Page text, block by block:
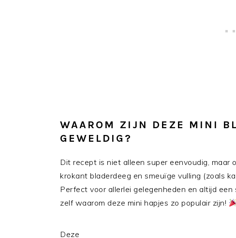
WAAROM ZIJN DEZE MINI
GEWELDIG?
Dit recept is niet alleen super eenvoudig,
krokant bladerdeeg en smeuïge vulling (zoals
Perfect voor allerlei gelegenheden en altijd
zelf waarom deze mini hapjes zo populair zijn!
Deze